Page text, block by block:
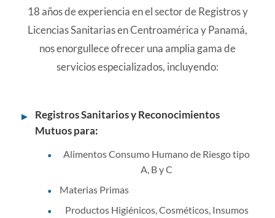
18 años de experiencia en el sector de Registros y
Licencias Sanitarias en Centroamérica y Panamá,
nos enorgullece ofrecer una amplia gama de
servicios especializados, incluyendo:
▶
Registros Sanitarios y Reconocimientos
Mutuos para:
•
Alimentos Consumo Humano de Riesgo tipo
A, B y C
• Materias Primas
•
Productos Higiénicos, Cosméticos, Insumos